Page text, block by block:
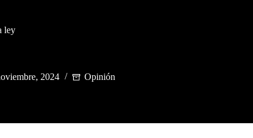
ley
2024 Opinión